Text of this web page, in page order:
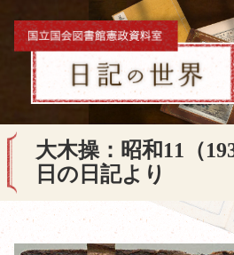
大木操：昭和11（
日の日記より